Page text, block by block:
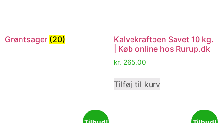
Grøntsager (20)
Kalvekraftben Savet 10 kg.
| Køb online hos Rurup.dk
kr. 265.00
Tilføj til kurv